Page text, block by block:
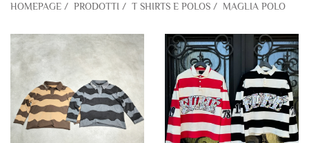
HOMEPAGE / PRODOTTI / T SHIRTS E POLOS / MAGLIA POLO